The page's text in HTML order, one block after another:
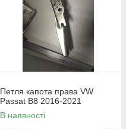
Петля капота права VW
Passat B8 2016-2021
В наявності